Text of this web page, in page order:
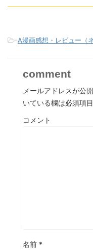
-A漫画感想・レビュー（
comment
メールアドレスが公
いている欄は必須項
コメント
名前 *